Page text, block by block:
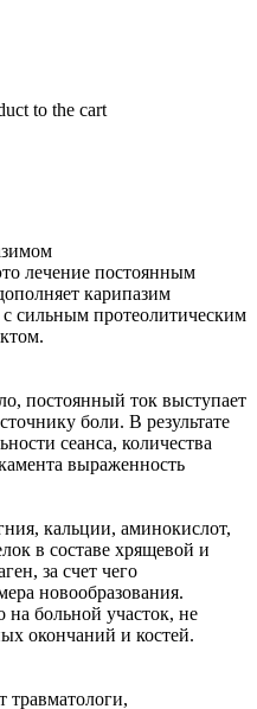
to the cart
лечение постоянным
карипазим
сильным протеолитическим
постоянный ток выступает
боли. В результате
сеанса, количества
выраженность
кальции, аминокислот,
в составе хрящевой и
за счет чего
новообразования.
на больной участок, не
окончаний и костей.
травматологи,